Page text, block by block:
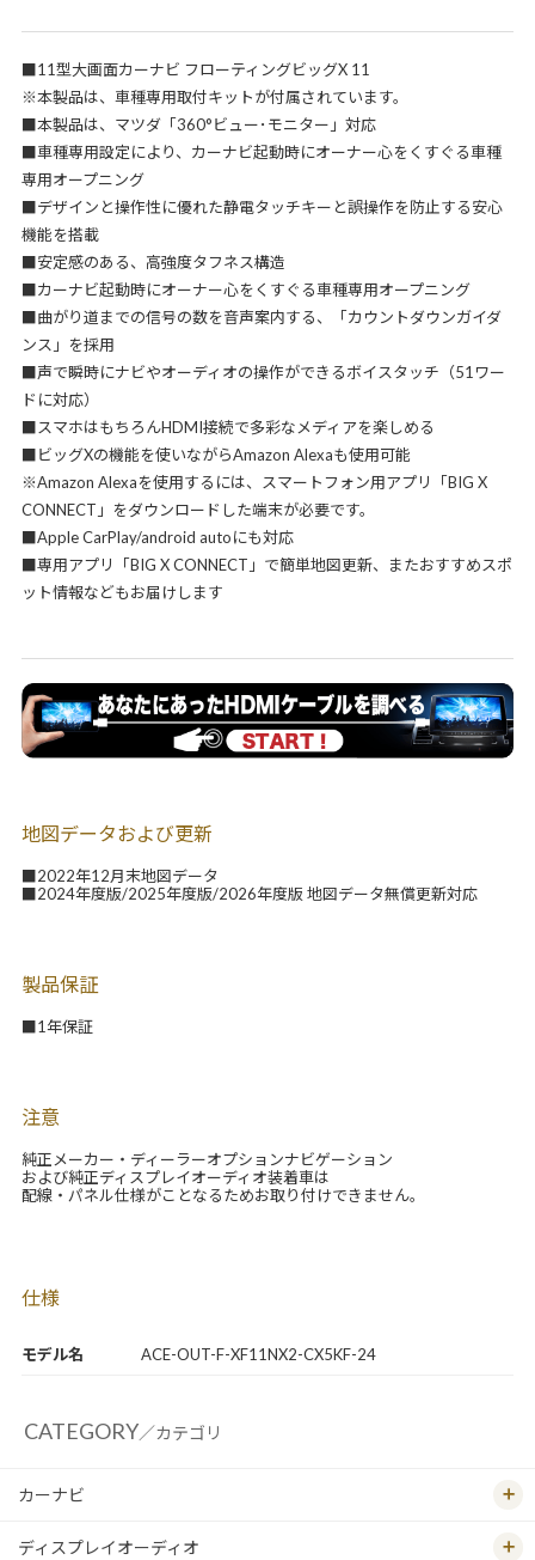
モデル名 ACE-OUT-F-XF11NX2-CX5KF-24
■11型大画面カーナビ フローティングビッグX 11
※本製品は、車種専用取付キットが付属されています。
■本製品は、マツダ「360°ビュー･モニター」対応
■車種専用設定により、カーナビ起動時にオーナー心をくすぐる車種
専用オープニング
■デザインと操作性に優れた静電タッチキーと誤操作を防止する安心
機能を搭載
■安定感のある、高強度タフネス構造
■カーナビ起動時にオーナー心をくすぐる車種専用オープニング
■曲がり道までの信号の数を音声案内する、「カウントダウンガイダ
ンス」を採用
■声で瞬時にナビやオーディオの操作ができるボイスタッチ（51ワー
ドに対応）
■スマホはもちろんHDMI接続で多彩なメディアを楽しめる
■ビッグXの機能を使いながらAmazon Alexaも使用可能
※Amazon Alexaを使用するには、スマートフォン用アプリ「BIG X
CONNECT」をダウンロードした端末が必要です。
■Apple CarPlay/android autoにも対応
■専用アプリ「BIG X CONNECT」で簡単地図更新、またおすすめスポ
ット情報などもお届けします
地図データおよび更新
■2022年12月末地図データ
■2024年度版/2025年度版/2026年度版 地図データ無償更新対応
製品保証
■1年保証
注意
純正メーカー・ディーラーオプションナビゲーション
および純正ディスプレイオーディオ装着車は
配線・パネル仕様がことなるためお取り付けできません。
仕様
CATEGORY／カテゴリ
カーナビ
ディスプレイオーディオ